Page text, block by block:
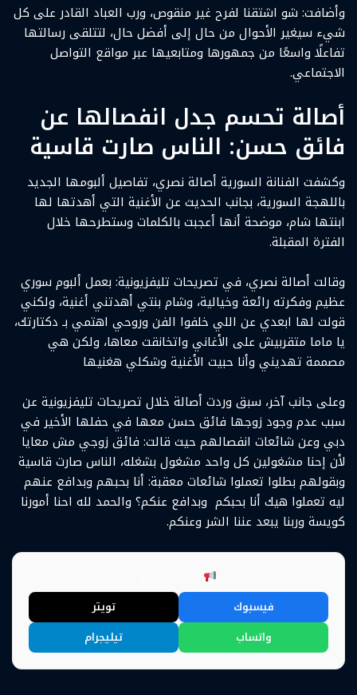
وأضافت: شو اشتقنا لفرح غير منقوص، ورب العباد القادر على كل
شيء سيغير الأحوال من حال إلى أفضل حال، لتتلقى رسالتها
تفاعلًا واسعًا من جمهورها ومتابعيها عبر مواقع التواصل
الاجتماعي.
أصالة تحسم جدل انفصالها عن
فائق حسن: الناس صارت قاسية
وكشفت الفنانة السورية أصالة نصري، تفاصيل ألبومها الجديد
باللهجة السورية، بجانب الحديث عن الأغنية التي أهدتها لها
ابنتها شام، موضحة أنها أعجبت بالكلمات وستطرحها خلال
الفترة المقبلة.
وقالت أصالة نصري، في تصريحات تليفزيونية: بعمل ألبوم سوري
عظيم وفكرته رائعة وخيالية، وشام بنتي أهدتني أغنية، ولكني
قولت لها ابعدي عن اللي خلفوا الفن وروحي اهتمي بـ دكتارتك،
يا ماما متقربيش على الأغاني واتخانقت معاها، ولكن هي
مصممة تهديني وأنا حبيت الأغنية وشكلي هغنيها
وعلى جانب آخر، سبق وردت أصالة خلال تصريحات تليفزيونية عن
سبب عدم وجود زوجها فائق حسن معها في حفلها الأخير في
دبي وعن شائعات انفصالهم حيث قالت: فائق زوجي مش معايا
لأن إحنا مشغولين كل واحد مشغول بشغله، الناس صارت قاسية
وبقولهم بطلوا تعملوا شائعات معقبة: أنا بحبهم وبدافع عنهم
ليه تعملوا هيك أنا بحبكم وبدافع عنكم؟ والحمد لله احنا أمورنا
كويسة وربنا يبعد عننا الشر وعنكم.
فيسبوك
تويتر
واتساب
تيليجرام